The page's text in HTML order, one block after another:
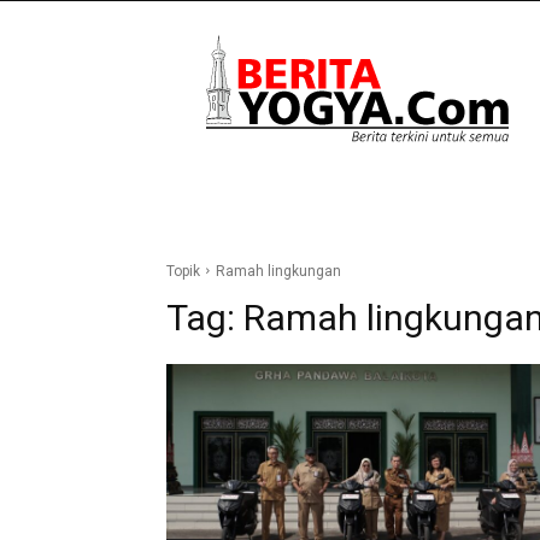
Yogya
Topik Ramah lingkungan
Tag: Ramah